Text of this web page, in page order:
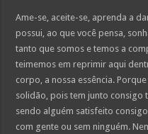
Ame-se, aceite-se, aprenda a
possui, ao que você pensa,
tanto que somos e temos a
teimemos em reprimir aqui
corpo, a nossa essência.
solidão, pois tem junto consigo
sendo alguém satisfeito
com gente ou sem ninguém.